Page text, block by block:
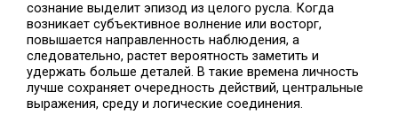
сознание выделит эпизод из целого русла. Когда
возникает субъективное волнение или восторг,
повышается направленность наблюдения, а
следовательно, растет вероятность заметить и
удержать больше деталей. В такие времена личность
лучше сохраняет очередность действий, центральные
выражения, среду и логические соединения.